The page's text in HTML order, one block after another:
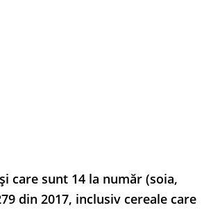
care sunt 14 la număr (soia,
din 2017, inclusiv cereale care